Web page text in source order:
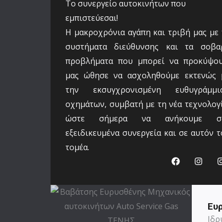
Το συνεργείο αυτοκινήτων που
εμπιστεύεσαι!
Η μακροχρόνια αγάπη και τριβή μας με
συστήματα διεύθυνσης και τα
προβλήματα που μπορεί να
μας ώθησε να ασχοληθούμε εκτενώς
την εκσυγχρονισμένη
οχημάτων, συμβατή με τη νέα
ώστε σήμερα να ανήκουμε
εξειδικευμένα συνεργεία και σε αυτόν
τομέα.
F
c
e
o
I
s